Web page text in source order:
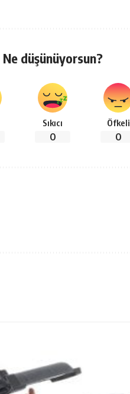
Ne düşünüyorsun?
Sıkıcı
0
Öfkeli
0